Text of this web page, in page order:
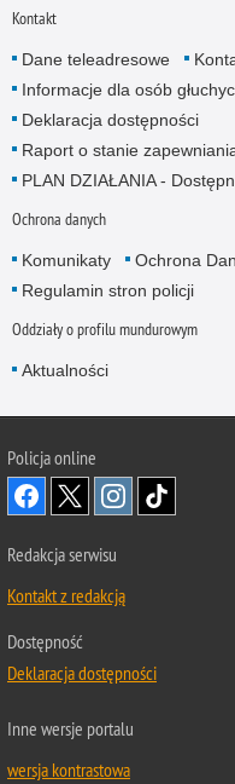
Kontakt
Dane teleadresowe
Informacje dla osób
Deklaracja dostępności
Raport o stanie
PLAN DZIAŁANIA -
Ochrona danych
Komunikaty
Ochrona
Regulamin stron policji
Oddziały o profilu mundurowym
Aktualności
Policja online
Redakcja serwisu
Kontakt z redakcją
Dostępność
Deklaracja dostępności
Inne wersje portalu
wersja kontrastowa